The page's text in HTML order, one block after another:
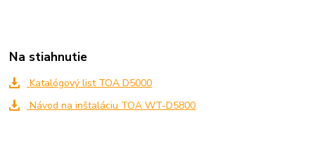
Na stiahnutie
Katalógový list TOA D5000
Návod na inštaláciu TOA WT-D5800